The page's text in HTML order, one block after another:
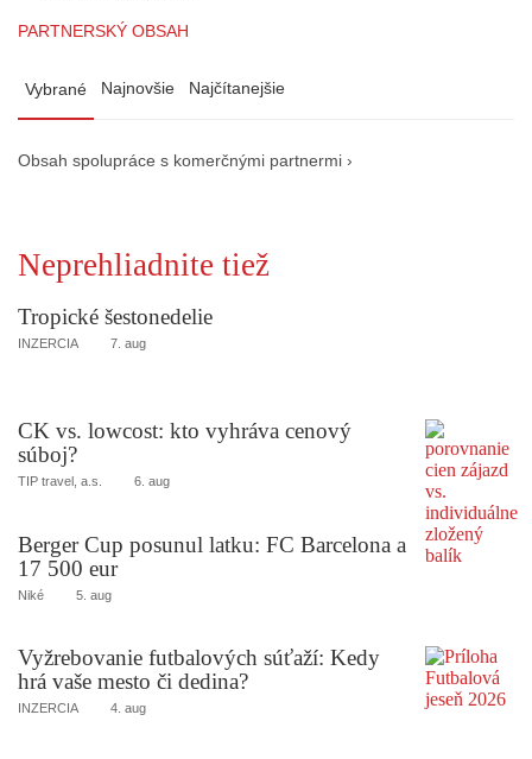
PARTNERSKÝ OBSAH
Vybrané Najnovšie Najčítanejšie
Obsah spolupráce s komerčnými partnermi ›
Neprehliadnite tiež
Tropické šestonedelie
INZERCIA 7. aug
CK vs. lowcost: kto vyhráva cenový
súboj?
TIP travel, a.s. 6. aug
Berger Cup posunul latku: FC Barcelona a
17 500 eur
Niké 5. aug
Vyžrebovanie futbalových súťaží: Kedy
hrá vaše mesto či dedina?
INZERCIA 4. aug